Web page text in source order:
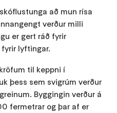
að mun rísa
verður milli
er gert ráð fyrir
lyftingar.
til keppni í
þess sem svigrúm verður
Byggingin verður á
fermetrar og þar af er